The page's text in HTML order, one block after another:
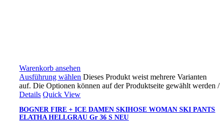
Warenkorb ansehen
Ausführung wählen Dieses Produkt weist mehrere Varianten
auf. Die Optionen können auf der Produktseite gewählt werden/
Details Quick View
BOGNER FIRE + ICE DAMEN SKIHOSE WOMAN SKI PANTS
ELATHA HELLGRAU Gr 36 S NEU